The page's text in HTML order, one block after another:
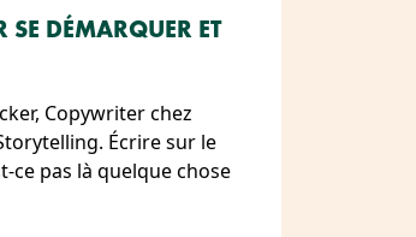
SE DÉMARQUER ET
Copywriter chez
Écrire sur le
ce pas là quelque chose